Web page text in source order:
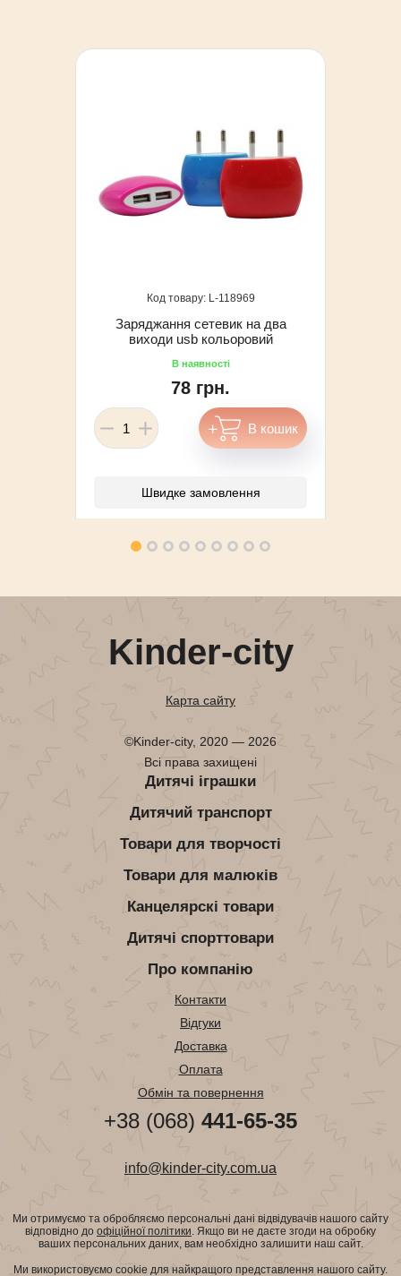
118969
Заряджання сетевик на два
виходи usb кольоровий
78 грн.
Швидке замовлення
Kinder-city
Карта сайту
©Kinder-city, 2020 — 2026
Всі права захищені
Дитячі іграшки
Дитячий транспорт
Товари для творчості
Товари для малюків
Канцелярскі товари
Дитячі спорттовари
Про компанію
Контакти
Відгуки
Доставка
Оплата
Обмін та повернення
+38 (068) 441-65-35
info@kinder-city.com.ua
Ми отримуємо та обробляємо персональні дані відвідувачів нашого сайту
відповідно до офіційної політики. Якщо ви не даєте згоди на обробку
ваших персональних даних, вам необхідно залишити наш сайт.
Ми використовуємо cookie для найкращого представлення нашого сайту.